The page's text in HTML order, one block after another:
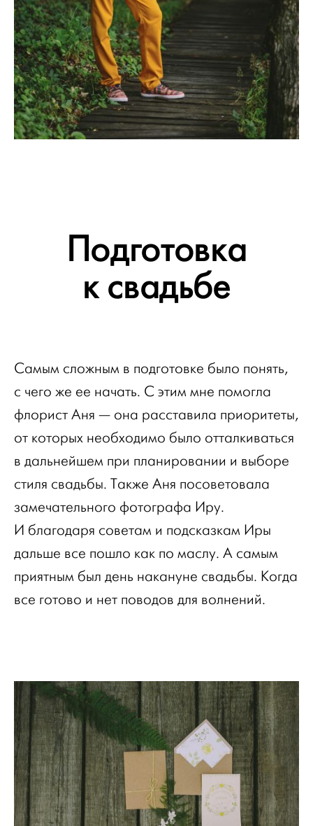
Подготовка
к свадьбе
Самым сложным в подготовке было понять,
с чего же ее начать. С этим мне помогла
флорист Аня — она расставила приоритеты,
от которых необходимо было отталкиваться
в дальнейшем при планировании и выборе
стиля свадьбы. Также Аня посоветовала
замечательного фотографа Иру.
И благодаря советам и подсказкам Иры
дальше все пошло как по маслу. А самым
приятным был день накануне свадьбы. Когда
все готово и нет поводов для волнений.